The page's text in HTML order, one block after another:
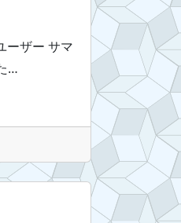
ーザー サマ
…